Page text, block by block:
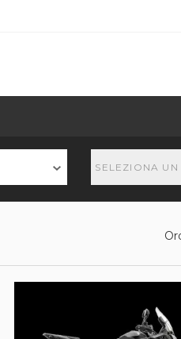
SELEZIONA